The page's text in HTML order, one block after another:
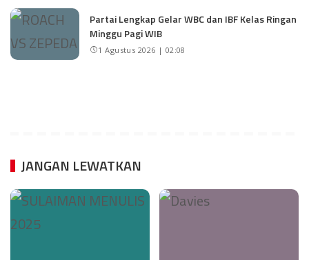
Partai Lengkap Gelar WBC dan IBF Kelas Ringan
Minggu Pagi WIB
1 Agustus 2026 | 02:08
JANGAN LEWATKAN